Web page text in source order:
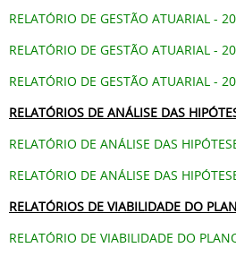
RELATÓRIO DE GESTÃO ATUARIAL -
RELATÓRIO DE GESTÃO ATUARIAL -
RELATÓRIO DE GESTÃO ATUARIAL -
RELATÓRIOS DE ANÁLISE DAS
RELATÓRIO DE ANÁLISE DAS
RELATÓRIO DE ANÁLISE DAS
RELATÓRIOS DE VIABILIDADE DO
RELATÓRIO DE VIABILIDADE DO